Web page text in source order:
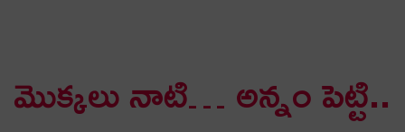
మొక్క‌లు నాటి… అన్నం పెట్టి..